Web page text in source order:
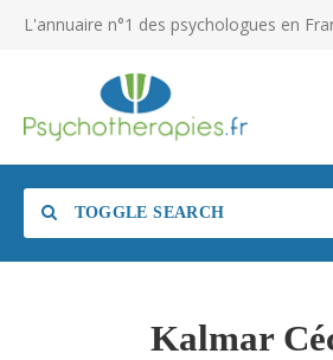
L'annuaire n°1 des psychologues en
TOGGLE SEARCH
Kalmar